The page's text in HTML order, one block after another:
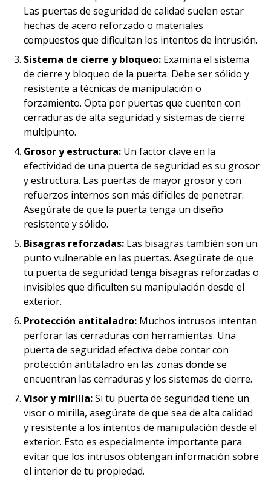
Las puertas de seguridad de calidad suelen estar
hechas de acero reforzado o materiales
compuestos que dificultan los intentos de intrusión.
Sistema de cierre y bloqueo:Examina el sistema
de cierre y bloqueo de la puerta. Debe ser sólido y
resistente a técnicas de manipulación o
forzamiento. Opta por puertas que cuenten con
cerraduras de alta seguridad y sistemas de cierre
multipunto.
Grosor y estructura:Un factor clave en la
efectividad de una puerta de seguridad es su grosor
y estructura. Las puertas de mayor grosor y con
refuerzos internos son más difíciles de penetrar.
Asegúrate de que la puerta tenga un diseño
resistente y sólido.
Bisagras reforzadas:Las bisagras también son un
punto vulnerable en las puertas. Asegúrate de que
tu puerta de seguridad tenga bisagras reforzadas o
invisibles que dificulten su manipulación desde el
exterior.
Protección antitaladro:Muchos intrusos intentan
perforar las cerraduras con herramientas. Una
puerta de seguridad efectiva debe contar con
protección antitaladro en las zonas donde se
encuentran las cerraduras y los sistemas de cierre.
Visor y mirilla:Si tu puerta de seguridad tiene un
visor o mirilla, asegúrate de que sea de alta calidad
y resistente a los intentos de manipulación desde el
exterior. Esto es especialmente importante para
evitar que los intrusos obtengan información sobre
el interior de tu propiedad.